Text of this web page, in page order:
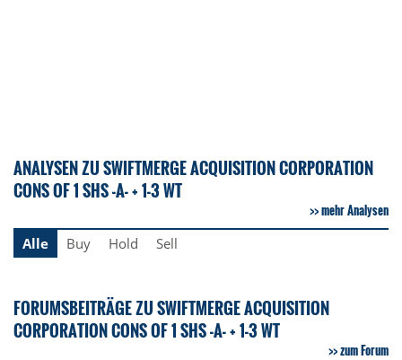
ANALYSEN ZU SWIFTMERGE ACQUISITION CORPORATION
CONS OF 1 SHS -A- + 1-3 WT
mehr Analysen
Alle
Buy Hold Sell
FORUMSBEITRÄGE ZU SWIFTMERGE ACQUISITION
CORPORATION CONS OF 1 SHS -A- + 1-3 WT
zum Forum